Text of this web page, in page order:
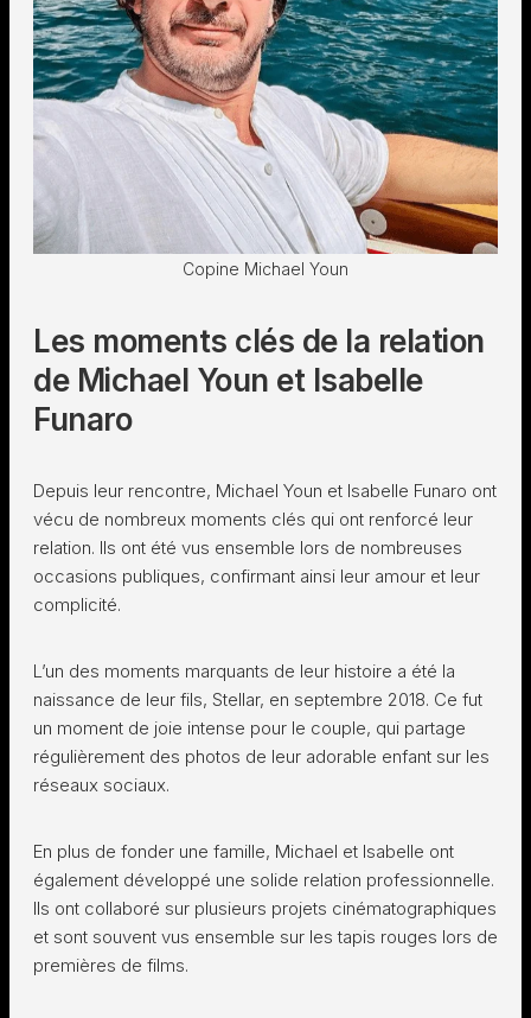
Copine Michael Youn
Les moments clés de la relation
de Michael Youn et Isabelle
Funaro
Depuis leur rencontre, Michael Youn et Isabelle Funaro ont
vécu de nombreux moments clés qui ont renforcé leur
relation. Ils ont été vus ensemble lors de nombreuses
occasions publiques, confirmant ainsi leur amour et leur
complicité.
L’un des moments marquants de leur histoire a été la
naissance de leur fils, Stellar, en septembre 2018. Ce fut
un moment de joie intense pour le couple, qui partage
régulièrement des photos de leur adorable enfant sur les
réseaux sociaux.
En plus de fonder une famille, Michael et Isabelle ont
également développé une solide relation professionnelle.
Ils ont collaboré sur plusieurs projets cinématographiques
et sont souvent vus ensemble sur les tapis rouges lors de
premières de films.